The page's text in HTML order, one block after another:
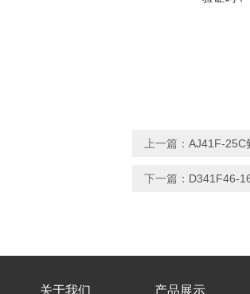
上一篇： AJ41F-25C
下一篇： D341F46-
关于我们 产品展示